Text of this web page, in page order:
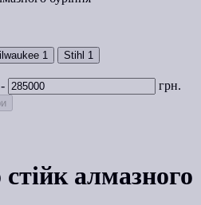
1 Stihl 1
-
грн.
алмазного